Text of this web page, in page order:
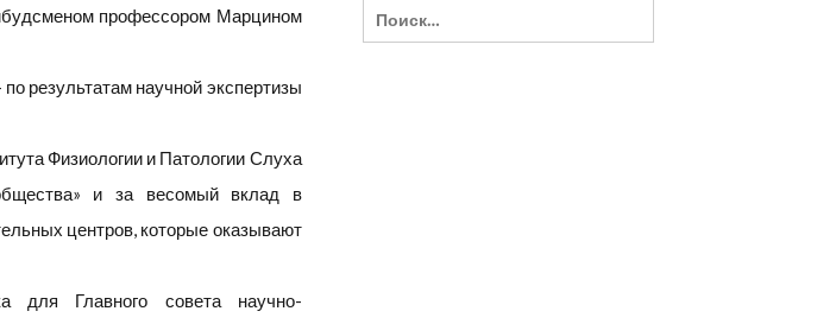
профессором Марцином
результатам научной экспертизы
Физиологии и Патологии Слуха
и за весомый вклад в
центров, которые оказывают
для Главного совета научно-